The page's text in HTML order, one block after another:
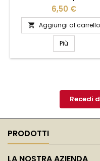
Babilonia. Questo pezzo
unico cattura l'essenza di
delle civiltà più
del mondo antico.
con cura, il distintivo
dettagli intricati che
richiamano l'arte e
appassionati di storia, è
simbolo di cultura e...
6,50 €
 Aggiungi al carrello
Più
Recedi
PRODOTTI